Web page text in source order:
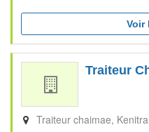
Voir
Traiteur
Traiteur chaimae Kenitra